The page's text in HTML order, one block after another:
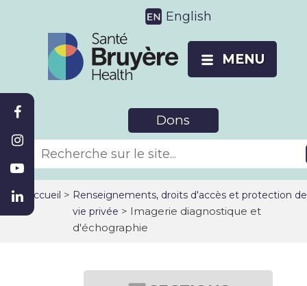
English
MENU
Dons
Accueil > Renseignements, droits d'accès et protection
vie privée > Imagerie diagnostique et
d'échographie